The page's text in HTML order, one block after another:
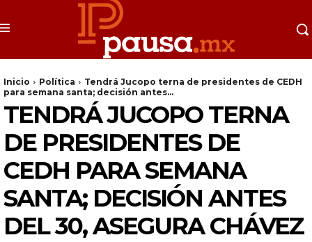
Inicio Política
Tendrá Jucopo terna de presidentes de CEDH
para semana santa; decisión antes...
TENDRÁ JUCOPO TERNA
DE PRESIDENTES DE
CEDH PARA SEMANA
SANTA; DECISIÓN ANTES
DEL 30, ASEGURA CHÁVEZ